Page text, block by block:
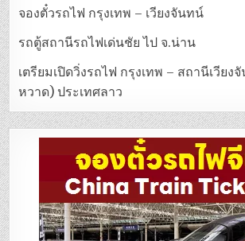
จองตั๋วรถไฟ กรุงเทพ – เวียงจันทน์
รถตู้สถานีรถไฟเด่นชัย ไป จ.น่าน
เตรียมเปิดวิ่งรถไฟ กรุงเทพ – สถานีเวียง
หวาด) ประเทศลาว